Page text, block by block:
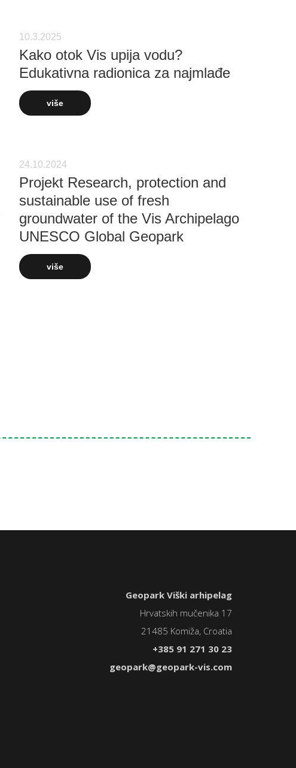
10.3.2025
Kako otok Vis upija vodu?
Edukativna radionica za najmlađe
više
24.10.2024
Projekt Research, protection and
sustainable use of fresh
groundwater of the Vis Archipelago
UNESCO Global Geopark
više
Geopark Viški arhipelag
Hrvatskih mučenika 17
21485 Komiža, Croatia
+385 91 271 30 23
geopark@geopark-vis.com